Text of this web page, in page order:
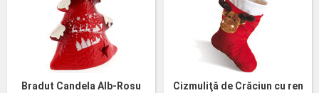
Bradut Candela Alb-Rosu Cizmuliţă de Crăciun cu ren